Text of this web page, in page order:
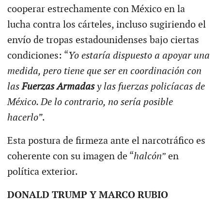
cooperar estrechamente con México en la
lucha contra los cárteles, incluso sugiriendo el
envío de tropas estadounidenses bajo ciertas
condiciones: “Yo estaría dispuesto a apoyar una
medida, pero tiene que ser en coordinación con
lasFuerzas Armadasy las fuerzas policíacas de
México. De lo contrario, no sería posible
hacerlo”.
Esta postura de firmeza ante el narcotráfico es
coherente con su imagen de “halcón” en
política exterior.
DONALD TRUMP Y MARCO RUBIO